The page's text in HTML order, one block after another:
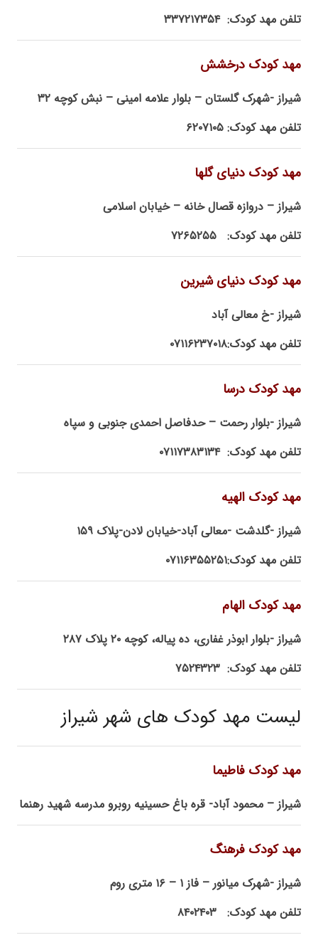
تلفن مهد کودک: ۳۳۷۲۱۷۳۵۴
مهد کودک درخشش
شیراز -شهرک گلستان – بلوار علامه امینی – نبش کوچه ۳۲
تلفن مهد کودک: ۶۲۰۷۱۰۵
مهد کودک دنیای گلها
شیراز – دروازه قصال خانه – خیابان اسلامی
تلفن مهد کودک: ۷۲۶۵۲۵۵
مهد کودک دنیای شیرین
شیراز -خ معالی آباد
تلفن مهد کودک:۰۷۱۱۶۲۳۷۰۱۸
مهد کودک درسا
شیراز -بلوار رحمت – حدفاصل احمدی جنوبی و سپاه
تلفن مهد کودک: ۰۷۱۱۷۳۸۳۱۳۴
مهد کودک الهیه
شیراز -گلدشت -معالی آباد-خیابان لادن-پلاک ۱۵۹
تلفن مهد کودک:۰۷۱۱۶۳۵۵۲۵۱
مهد کودک الهام
شیراز -بلوار ابوذر غفاری، ده پیاله، کوچه ۲۰ پلاک ۲۸۷
تلفن مهد کودک: ۷۵۲۴۳۲۳
لیست مهد کودک های شهر شیراز
مهد کودک فاطیما
شیراز – محمود آباد- قره باغ حسینیه روبرو مدرسه شهید رهنما
مهد کودک فرهنگ
شیراز -شهرک میانور – فاز ۱ – ۱۶ متری روم
تلفن مهد کودک: ۸۴۰۲۴۰۳